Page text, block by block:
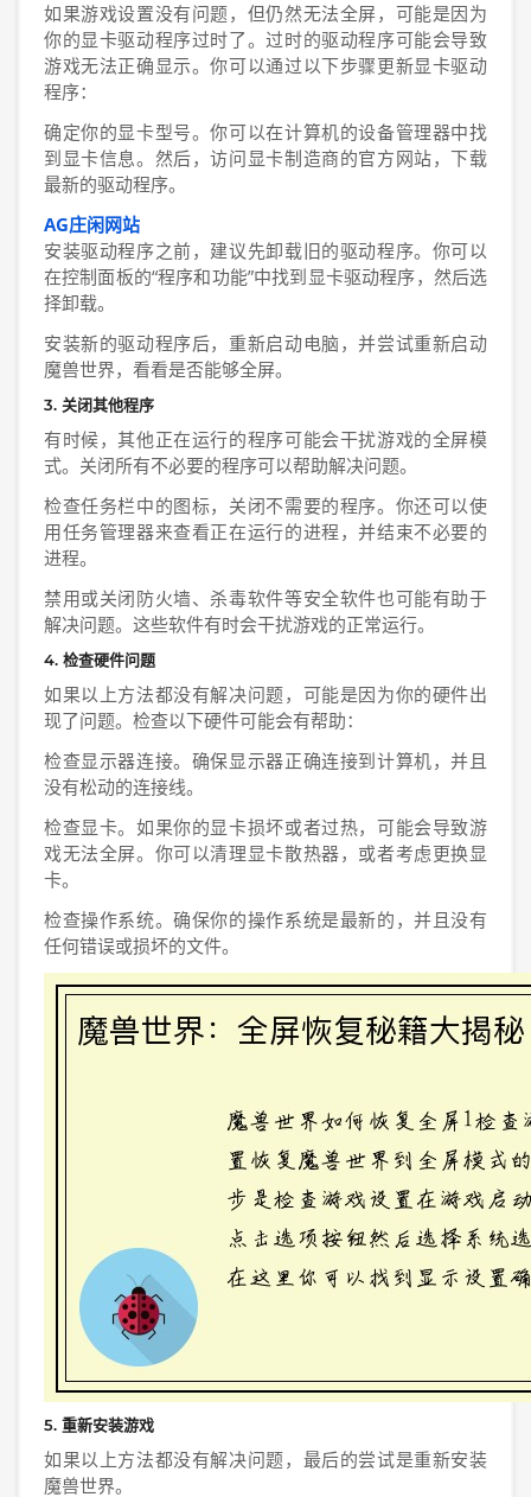
如果游戏设置没有问题，但仍然无法全屏，可能是因为
你的显卡驱动程序过时了。过时的驱动程序可能会导致
游戏无法正确显示。你可以通过以下步骤更新显卡驱动
程序：
确定你的显卡型号。你可以在计算机的设备管理器中找
到显卡信息。然后，访问显卡制造商的官方网站，下载
最新的驱动程序。
AG庄闲网站
安装驱动程序之前，建议先卸载旧的驱动程序。你可以
在控制面板的“程序和功能”中找到显卡驱动程序，然后选
择卸载。
安装新的驱动程序后，重新启动电脑，并尝试重新启动
魔兽世界，看看是否能够全屏。
3. 关闭其他程序
有时候，其他正在运行的程序可能会干扰游戏的全屏模
式。关闭所有不必要的程序可以帮助解决问题。
检查任务栏中的图标，关闭不需要的程序。你还可以使
用任务管理器来查看正在运行的进程，并结束不必要的
进程。
禁用或关闭防火墙、杀毒软件等安全软件也可能有助于
解决问题。这些软件有时会干扰游戏的正常运行。
4. 检查硬件问题
如果以上方法都没有解决问题，可能是因为你的硬件出
现了问题。检查以下硬件可能会有帮助：
检查显示器连接。确保显示器正确连接到计算机，并且
没有松动的连接线。
检查显卡。如果你的显卡损坏或者过热，可能会导致游
戏无法全屏。你可以清理显卡散热器，或者考虑更换显
卡。
检查操作系统。确保你的操作系统是最新的，并且没有
任何错误或损坏的文件。
5. 重新安装游戏
如果以上方法都没有解决问题，最后的尝试是重新安装
魔兽世界。